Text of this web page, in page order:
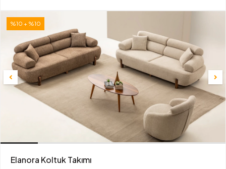
%10 + %10
Elanora Koltuk Takımı